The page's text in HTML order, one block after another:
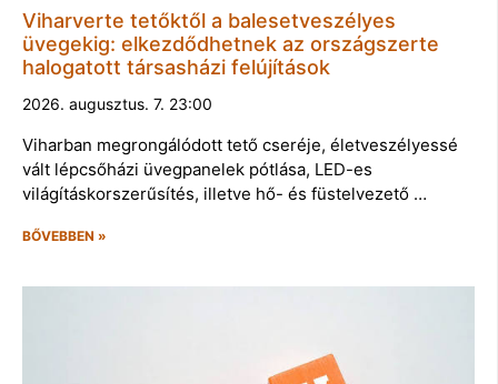
Viharverte tetőktől a balesetveszélyes
üvegekig: elkezdődhetnek az országszerte
halogatott társasházi felújítások
2026. augusztus. 7. 23:00
Viharban megrongálódott tető cseréje, életveszélyessé
vált lépcsőházi üvegpanelek pótlása, LED-es
világításkorszerűsítés, illetve hő- és füstelvezető …
BŐVEBBEN »